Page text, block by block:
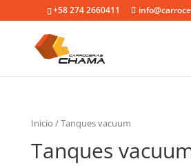
+58 274 2660411
Inicio / Tanques vacuum
Tanques